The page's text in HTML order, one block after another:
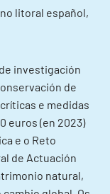
litoral español,
investigación
de
e medidas
euros (en 2023)
e o Reto
de Actuación
natural,